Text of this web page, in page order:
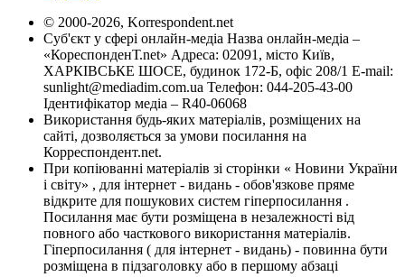
© 2000-2026, Korrespondent.net
Суб'єкт у сфері онлайн-медіа Назва онлайн-медіа –
«КореспонденТ.net» Адреса: 02091, місто Київ,
ХАРКІВСЬКЕ ШОСЕ, будинок 172-Б, офіс 208/1 E-mail:
sunlight@mediadim.com.ua Телефон: 044-205-43-00
Ідентифікатор медіа – R40-06068
Використання будь-яких матеріалів, розміщених на
сайті, дозволяється за умови посилання на
Корреспондент.net.
При копіюванні матеріалів зі сторінки « Новини України
і світу» , для інтернет - видань - обов'язкове пряме
відкрите для пошукових систем гіперпосилання .
Посилання має бути розміщена в незалежності від
повного або часткового використання матеріалів.
Гіперпосилання ( для інтернет - видань) - повинна бути
розміщена в підзаголовку або в першому абзаці